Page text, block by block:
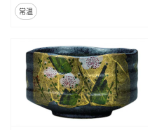
常温